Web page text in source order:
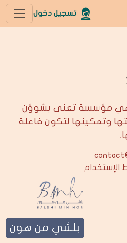
تسجيل دخول
هي مؤسسة تعنى بشوؤن
وتمكينها لتكون فاعلة
الإستخدام
بلشي من هون